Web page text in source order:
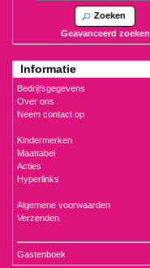
Zoeken
Geavanceerd zoeken
Informatie
Bedrijfsgegevens
Over ons
Neem contact op
Kindermerken
Maattabel
Acties
Hyperlinks
Algemene voorwaarden
Verzenden
Gastenboek